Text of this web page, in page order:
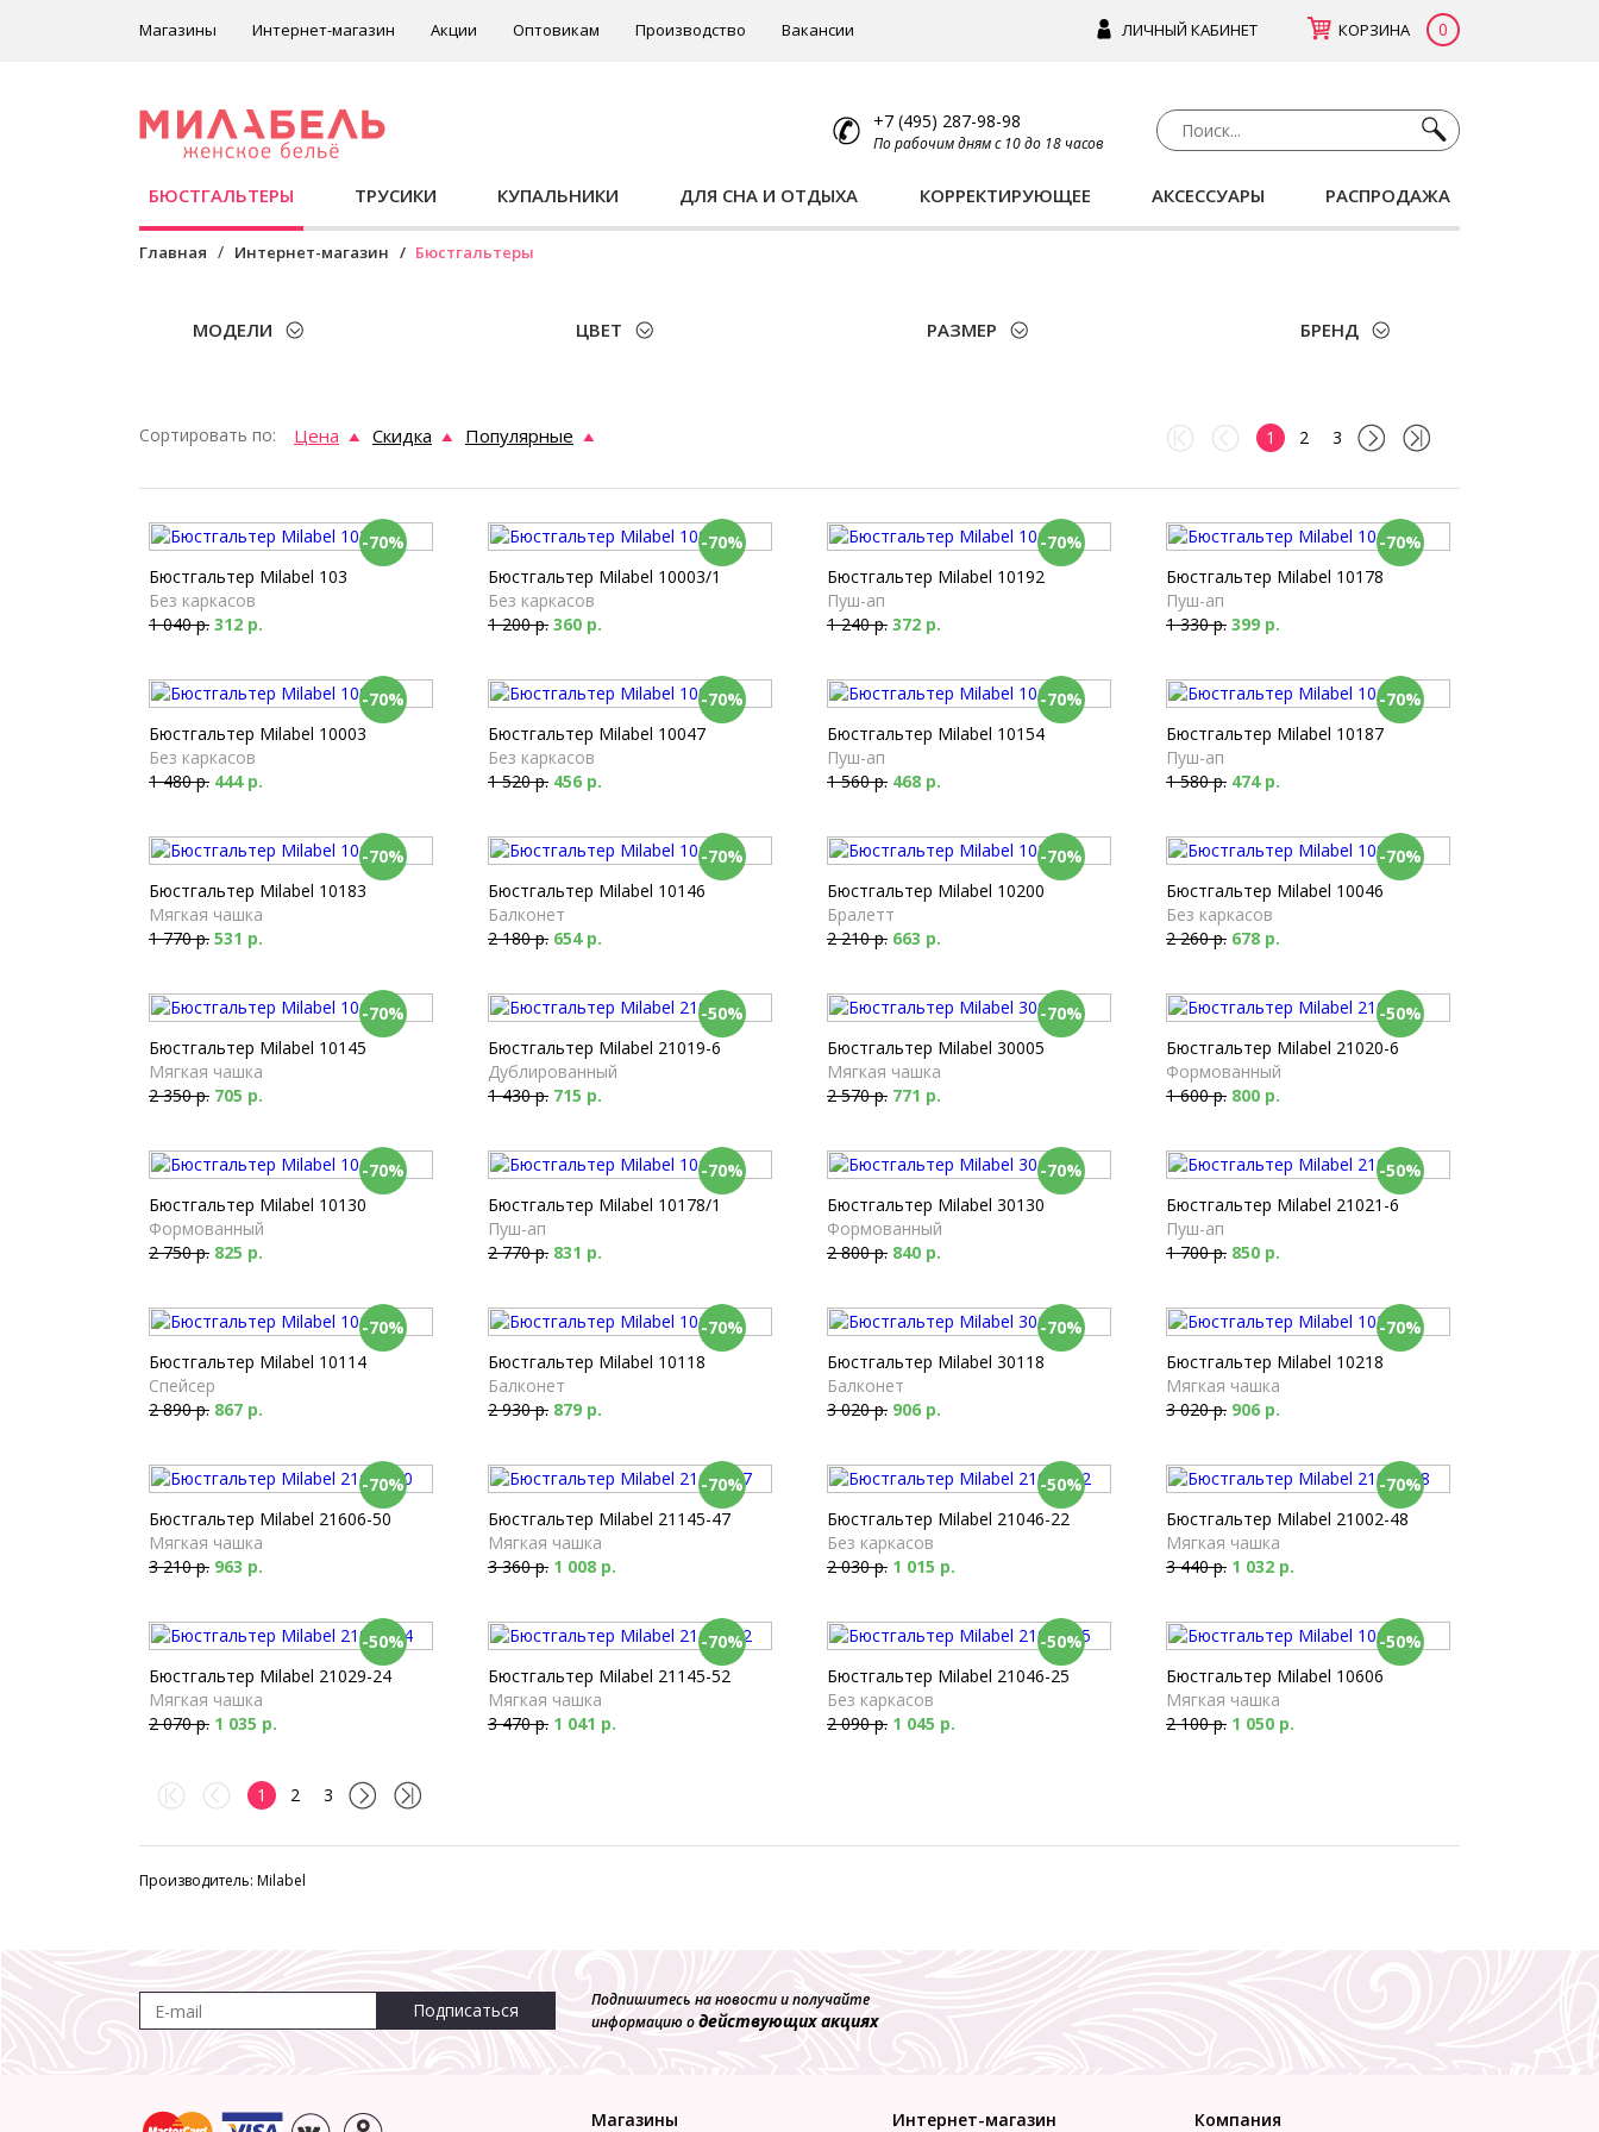
ЛИЧНЫЙ КАБИНЕТ КОРЗИНА 0
Магазины Интернет-магазин Акции Оптовикам Производство Вакансии
+7 (495) 287-98-98
По рабочим дням с 10 до 18 часов
БЮСТГАЛЬТЕРЫ ТРУСИКИ КУПАЛЬНИКИ ДЛЯ СНА И ОТДЫХА КОРРЕКТИРУЮЩЕЕ АКСЕССУАРЫ РАСПРОДАЖА
Главная Интернет-магазин Бюстгальтеры
МОДЕЛИ ЦВЕТ РАЗМЕР БРЕНД
Сортировать по: Цена Скидка Популярные 1 2 3
-70%
Бюстгальтер Milabel 103
Без каркасов
1 040 р. 312 р.
-70%
Бюстгальтер Milabel 10003/1
Без каркасов
1 200 р. 360 р.
-70%
Бюстгальтер Milabel 10192
Пуш-ап
1 240 р. 372 р.
-70%
Бюстгальтер Milabel 10178
Пуш-ап
1 330 р. 399 р.
-70%
Бюстгальтер Milabel 10003
Без каркасов
1 480 р. 444 р.
-70%
Бюстгальтер Milabel 10047
Без каркасов
1 520 р. 456 р.
-70%
Бюстгальтер Milabel 10154
Пуш-ап
1 560 р. 468 р.
-70%
Бюстгальтер Milabel 10187
Пуш-ап
1 580 р. 474 р.
-70%
Бюстгальтер Milabel 10183
Мягкая чашка
1 770 р. 531 р.
-70%
Бюстгальтер Milabel 10146
Балконет
2 180 р. 654 р.
-70%
Бюстгальтер Milabel 10200
Бралетт
2 210 р. 663 р.
-70%
Бюстгальтер Milabel 10046
Без каркасов
2 260 р. 678 р.
-70%
Бюстгальтер Milabel 10145
Мягкая чашка
2 350 р. 705 р.
-50%
Бюстгальтер Milabel 21019-6
Дублированный
1 430 р. 715 р.
-70%
Бюстгальтер Milabel 30005
Мягкая чашка
2 570 р. 771 р.
-50%
Бюстгальтер Milabel 21020-6
Формованный
1 600 р. 800 р.
-70%
Бюстгальтер Milabel 10130
Формованный
2 750 р. 825 р.
-70%
Бюстгальтер Milabel 10178/1
Пуш-ап
2 770 р. 831 р.
-70%
Бюстгальтер Milabel 30130
Формованный
2 800 р. 840 р.
-50%
Бюстгальтер Milabel 21021-6
Пуш-ап
1 700 р. 850 р.
-70%
Бюстгальтер Milabel 10114
Спейсер
2 890 р. 867 р.
-70%
Бюстгальтер Milabel 10118
Балконет
2 930 р. 879 р.
-70%
Бюстгальтер Milabel 30118
Балконет
3 020 р. 906 р.
-70%
Бюстгальтер Milabel 10218
Мягкая чашка
3 020 р. 906 р.
-70%
Бюстгальтер Milabel 21606-50
Мягкая чашка
3 210 р. 963 р.
-70%
Бюстгальтер Milabel 21145-47
Мягкая чашка
3 360 р. 1 008 р.
-50%
Бюстгальтер Milabel 21046-22
Без каркасов
2 030 р. 1 015 р.
-70%
Бюстгальтер Milabel 21002-48
Мягкая чашка
3 440 р. 1 032 р.
-50%
Бюстгальтер Milabel 21029-24
Мягкая чашка
2 070 р. 1 035 р.
-70%
Бюстгальтер Milabel 21145-52
Мягкая чашка
3 470 р. 1 041 р.
-50%
Бюстгальтер Milabel 21046-25
Без каркасов
2 090 р. 1 045 р.
-50%
Бюстгальтер Milabel 10606
Мягкая чашка
2 100 р. 1 050 р.
1 2 3
Производитель: Milabel
Подписаться
Подпишитесь на новости и получайте
информацию одействующих акциях
Магазины Интернет-магазин Компания